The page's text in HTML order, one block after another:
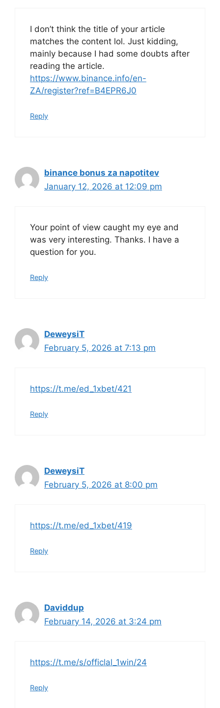
I don’t think the title of your article
matches the content lol. Just kidding,
mainly because I had some doubts after
reading the article.
https://www.binance.info/en-
ZA/register?ref=B4EPR6J0
Reply
binance bonus za napotitev
January 12, 2026 at 12:09 pm
Your point of view caught my eye and
was very interesting. Thanks. I have a
question for you.
Reply
DeweysiT
February 5, 2026 at 7:13 pm
https://t.me/ed_1xbet/421
Reply
DeweysiT
February 5, 2026 at 8:00 pm
https://t.me/ed_1xbet/419
Reply
Daviddup
February 14, 2026 at 3:24 pm
https://t.me/s/officlal_1win/24
Reply